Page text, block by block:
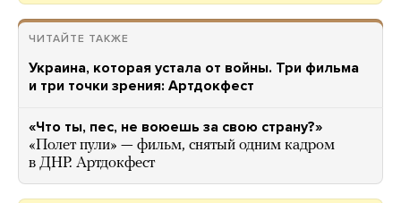
ЧИТАЙТЕ ТАКЖЕ
Украина, которая устала от войны. Три фильма
и три точки зрения: Артдокфест
«Что ты, пес, не воюешь за свою страну?»
«Полет пули» — фильм, снятый одним кадром
в ДНР. Артдокфест